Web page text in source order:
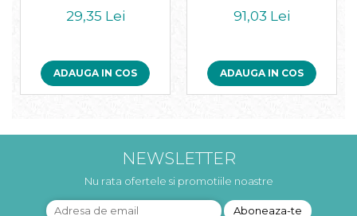
29,35 Lei
ADAUGA IN COS
91,03 Lei
ADAUGA IN COS
NEWSLETTER
Nu rata ofertele si promotiile noastre